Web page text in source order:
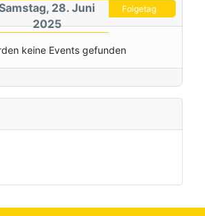
28. Juni
2025
Folgetag
keine Events gefunden